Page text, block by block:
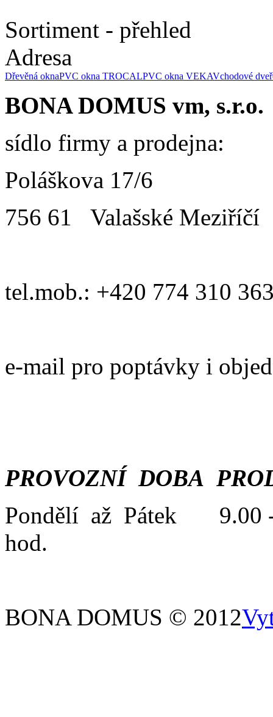
Sortiment - přehled
Adresa
Dřevěná oknaPVC okna TROCALPVC okna VEKAVchodové
BONA DOMUS vm, s.r.o.
sídlo firmy a prodejna:
Poláškova 17/6
756 61 Valašské Meziříčí
tel.mob.: +420 774 310
e-mail pro poptávky i
PROVOZNÍ DOBA
Pondělí až Pátek 9.00
hod.
BONA DOMUS © 2012